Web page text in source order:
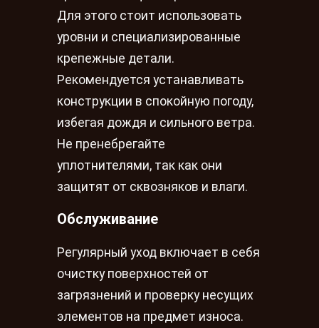
Для этого стоит использовать
уровни и специализированные
крепежные детали.
Рекомендуется устанавливать
конструкции в спокойную погоду,
избегая дождя и сильного ветра.
Не пренебрегайте
уплотнителями, так как они
защитят от сквозняков и влаги.
Обслуживание
Регулярный уход включает в себя
очистку поверхностей от
загрязнений и проверку несущих
элементов на предмет износа.